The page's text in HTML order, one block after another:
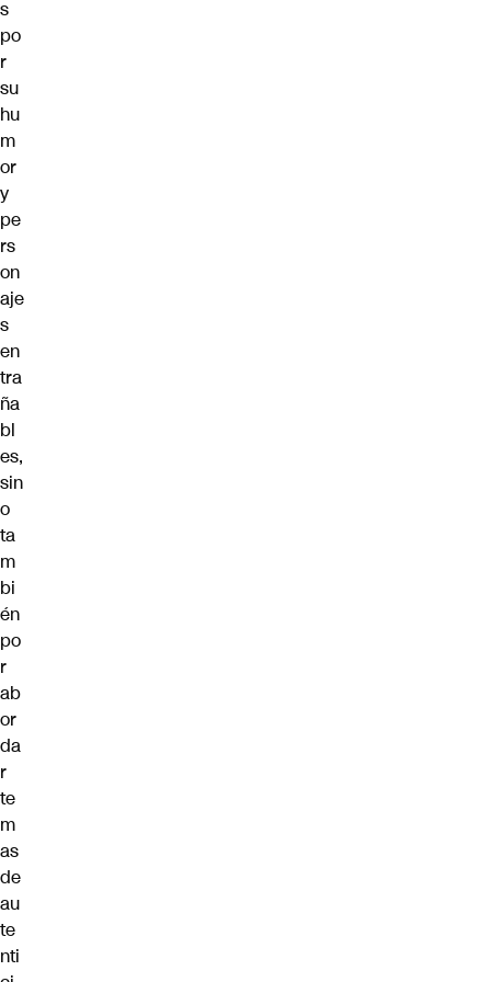
s
po
r
su
hu
m
or
y
pe
rs
on
aje
s
en
tra
ña
bl
es,
sin
o
ta
m
bi
én
po
r
ab
or
da
r
te
m
as
de
au
te
nti